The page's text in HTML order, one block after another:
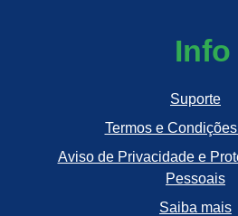
Info
Suporte
Termos e
Aviso de Privacidade e
Pessoais
Saiba mais